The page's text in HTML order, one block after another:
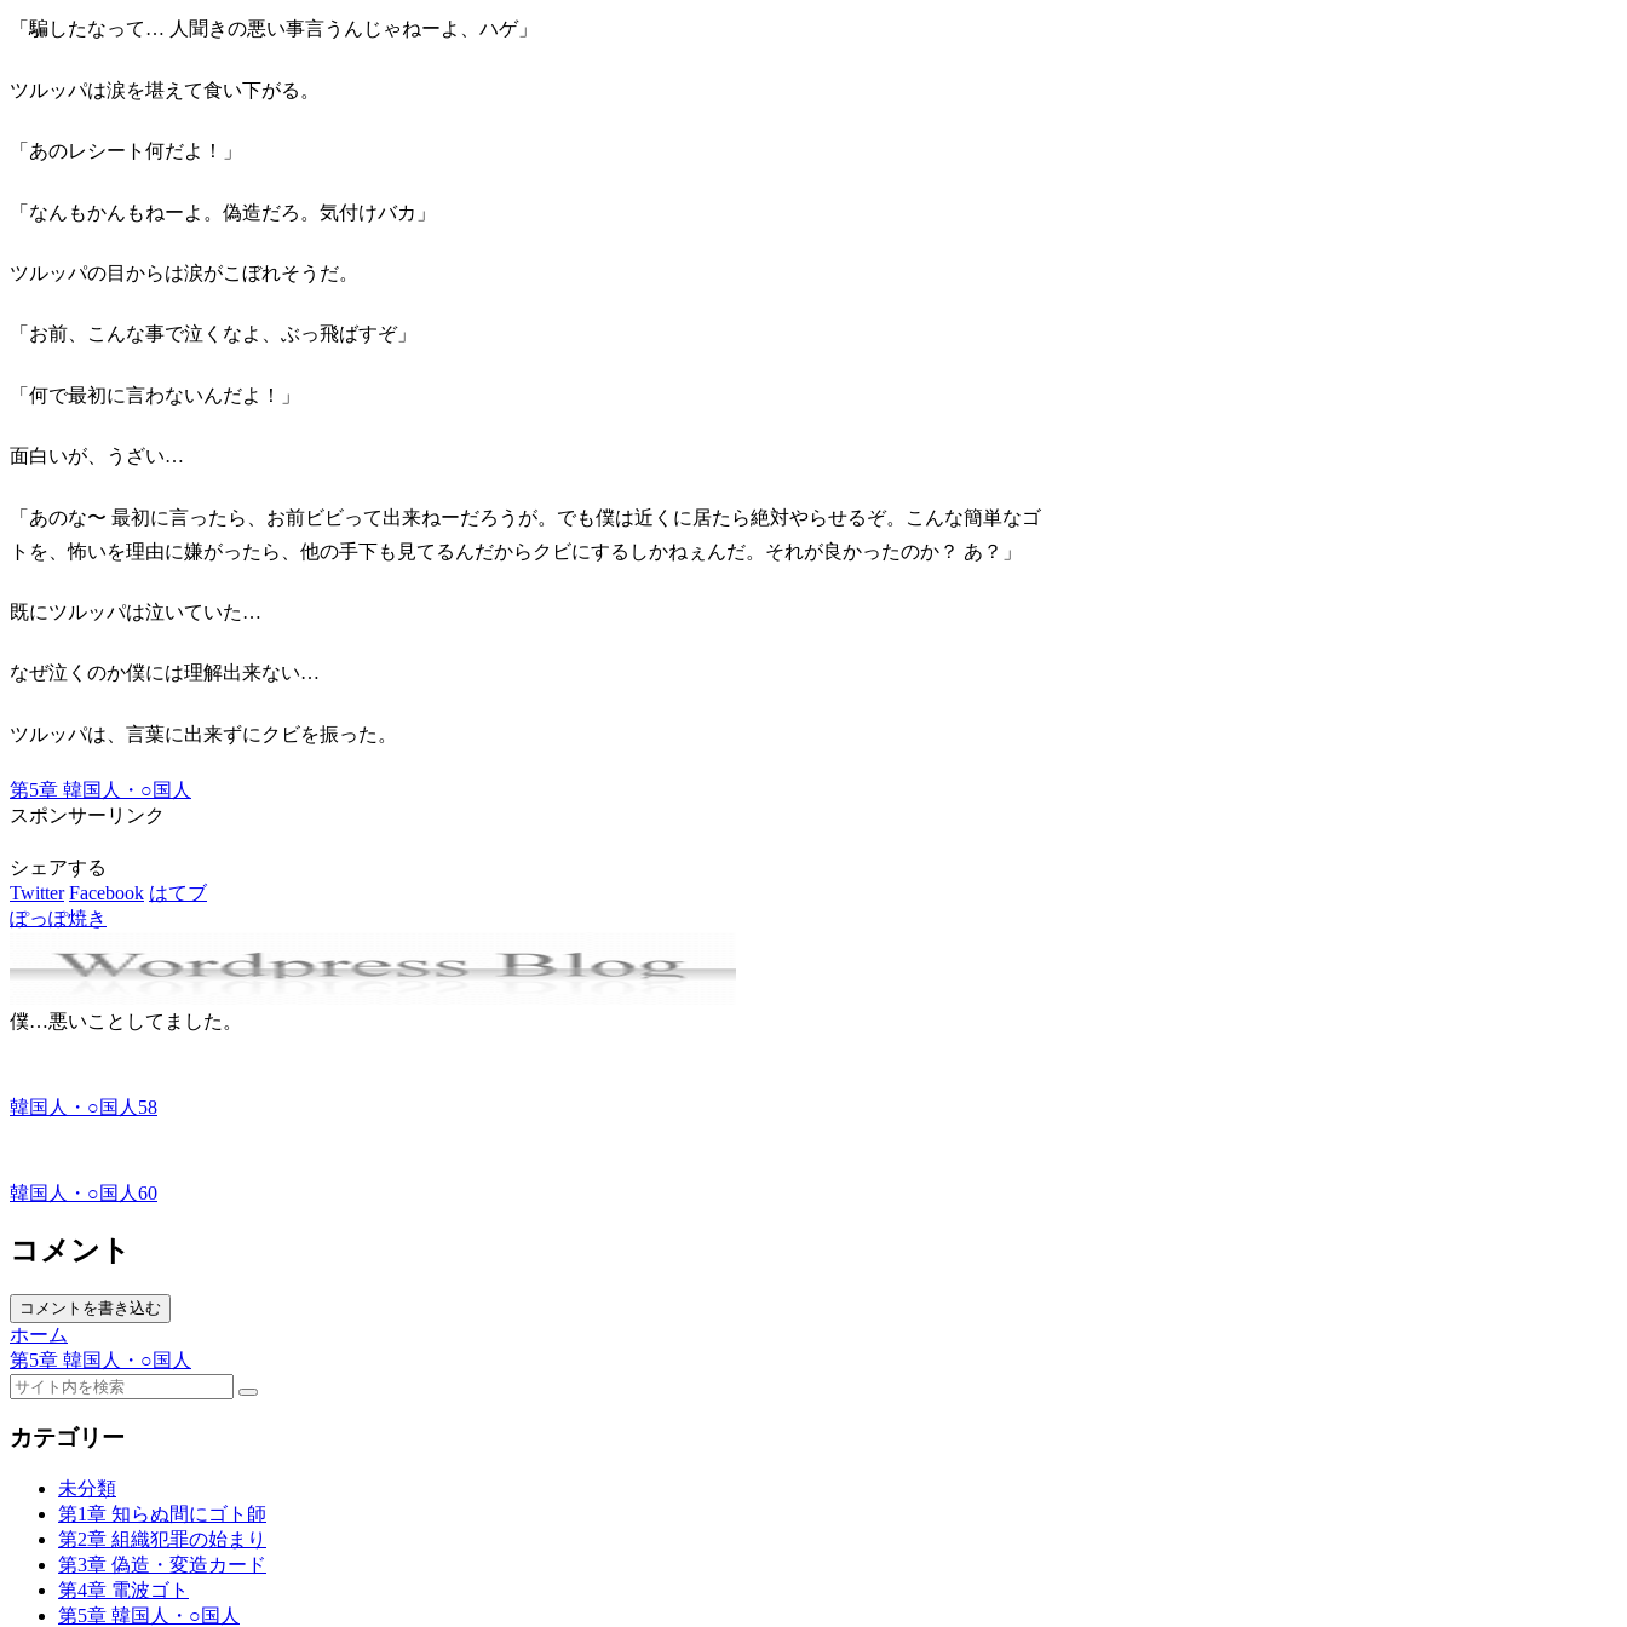
「騙したなって… 人聞きの悪い事言うんじゃねーよ、ハゲ」
ツルッパは涙を堪えて食い下がる。
「あのレシート何だよ！」
「なんもかんもねーよ。偽造だろ。気付けバカ」
ツルッパの目からは涙がこぼれそうだ。
「お前、こんな事で泣くなよ、ぶっ飛ばすぞ」
「何で最初に言わないんだよ！」
面白いが、うざい…
「あのな〜 最初に言ったら、お前ビビって出来ねーだろうが。でも僕は近くに居たら絶対やらせるぞ。こんな簡単なゴ
トを、怖いを理由に嫌がったら、他の手下も見てるんだからクビにするしかねぇんだ。それが良かったのか？ あ？」
既にツルッパは泣いていた…
なぜ泣くのか僕には理解出来ない…
ツルッパは、言葉に出来ずにクビを振った。
第5章 韓国人・○国人
スポンサーリンク
シェアする
Twitter Facebook はてブ
ぽっぽ焼き
僕…悪いことしてました。
韓国人・○国人58
韓国人・○国人60
コメント
コメントを書き込む
ホーム
第5章 韓国人・○国人
カテゴリー
未分類
第1章 知らぬ間にゴト師
第2章 組織犯罪の始まり
第3章 偽造・変造カード
第4章 電波ゴト
第5章 韓国人・○国人